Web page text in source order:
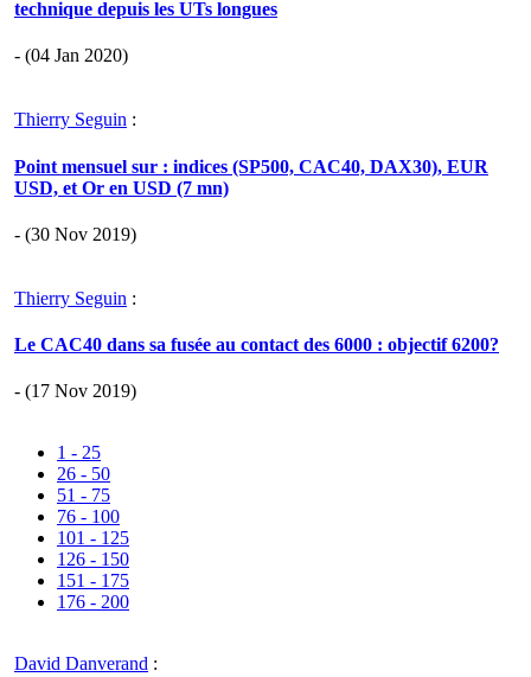
technique depuis les UTs longues
- (04 Jan 2020)
Thierry Seguin :
Point mensuel sur : indices (SP500, CAC40, DAX30), EUR
USD, et Or en USD (7 mn)
- (30 Nov 2019)
Thierry Seguin :
Le CAC40 dans sa fusée au contact des 6000 : objectif 6200?
- (17 Nov 2019)
1 - 25
26 - 50
51 - 75
76 - 100
101 - 125
126 - 150
151 - 175
176 - 200
David Danverand :